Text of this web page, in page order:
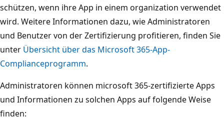
schützen, wenn ihre App in einem organization verwendet
wird. Weitere Informationen dazu, wie Administratoren
und Benutzer von der Zertifizierung profitieren, finden Sie
unter Übersicht über das Microsoft 365-App-
Complianceprogramm.
Administratoren können microsoft 365-zertifizierte Apps
und Informationen zu solchen Apps auf folgende Weise
finden: